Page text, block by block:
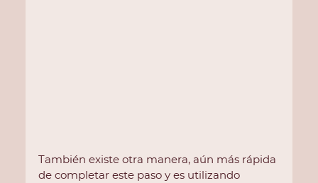
También existe otra manera, aún más rápida
de completar este paso y es utilizando